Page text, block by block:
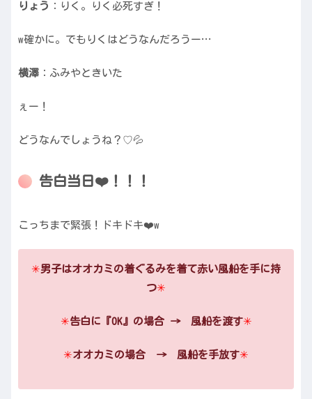
りょう ：りく。りく必死すぎ！
w確かに。でもりくはどうなんだろうー…
横澤 ：ふみやときいた
ぇー！
どうなんでしょうね？♡💦
告白当日❤️！！！
こっちまで緊張！ドキドキ❤️w
✳︎男子はオオカミの着ぐるみを着て赤い風船を手に持
つ✳︎
✳︎告白に『OK』の場合 → 風船を渡す✳︎
✳︎オオカミの場合 → 風船を手放す✳︎